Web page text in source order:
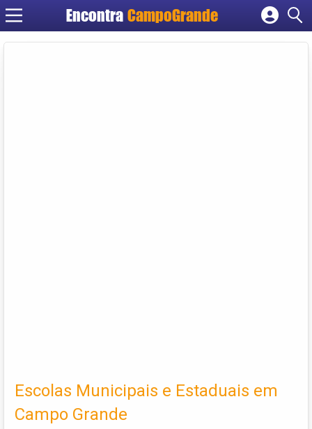
Encontra CampoGrande
Cadastrar empresa
Escolas Municipais e Estaduais em
Campo Grande